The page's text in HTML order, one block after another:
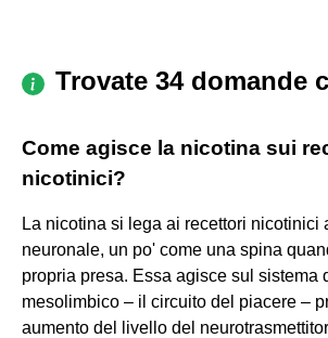
Trovate 34 domande
Come agisce la nicotina sui
nicotinici?
La nicotina si lega ai recettori nicotinici
neuronale, un po' come una spina
propria presa. Essa agisce sul sistema
mesolimbico – il circuito del piacere –
aumento del livello del